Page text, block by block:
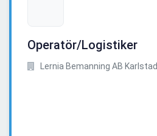
Operatör/Logistiker
Lernia Bemanning AB Karlstad